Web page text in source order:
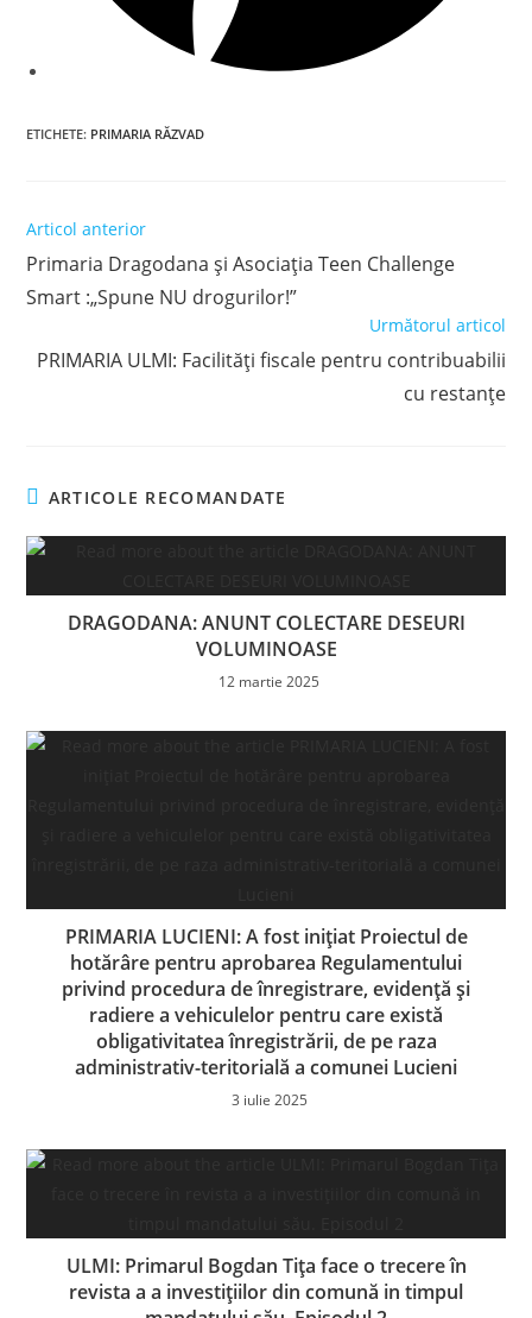
ETICHETE: PRIMARIA RĂZVAD
Read
articles
Articol anterior
Primaria Dragodana și Asociația Teen Challenge
Smart :„Spune NU drogurilor!”
Următorul articol
PRIMARIA ULMI: Facilități fiscale pentru contribuabilii
cu restanțe
ARTICOLE RECOMANDATE
DRAGODANA: ANUNT COLECTARE DESEURI
VOLUMINOASE
12 martie 2025
PRIMARIA LUCIENI: A fost inițiat Proiectul de
hotărâre pentru aprobarea Regulamentului
privind procedura de înregistrare, evidenţă şi
radiere a vehiculelor pentru care există
obligativitatea înregistrării, de pe raza
administrativ-teritorială a comunei Lucieni
3 iulie 2025
ULMI: Primarul Bogdan Tița face o trecere în
revista a a investițiilor din comună in timpul